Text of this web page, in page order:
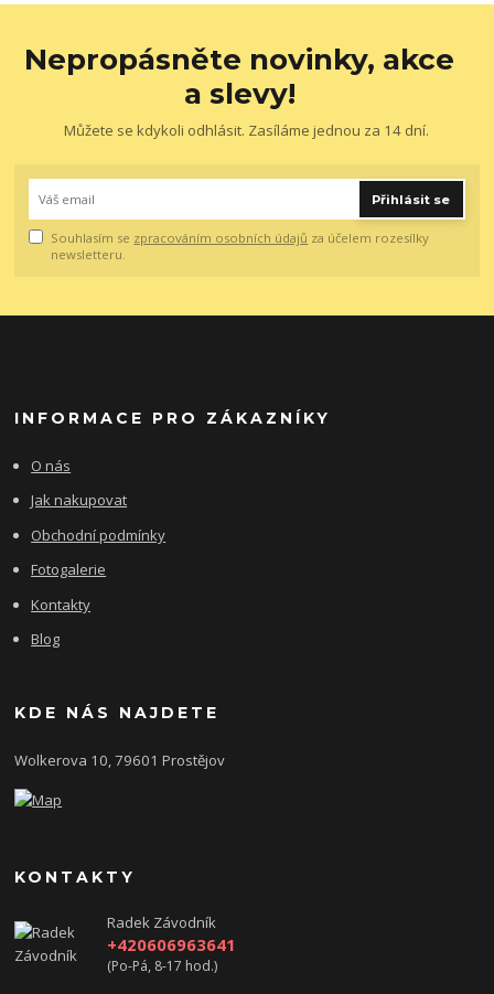
Nepropásněte novinky, akce
a slevy!
Můžete se kdykoli odhlásit. Zasíláme jednou za 14 dní.
Přihlásit se
Souhlasím se zpracováním osobních údajů za účelem rozesílky
newsletteru.
INFORMACE PRO ZÁKAZNÍKY
O nás
Jak nakupovat
Obchodní podmínky
Fotogalerie
Kontakty
Blog
KDE NÁS NAJDETE
Wolkerova 10, 79601 Prostějov
KONTAKTY
Radek Závodník
+420606963641
(Po-Pá, 8-17 hod.)